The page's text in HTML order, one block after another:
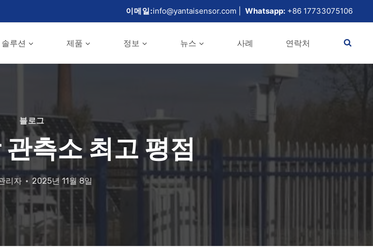
이메일:info@yantaisensor.com | Whatsapp: +86 17733075106
솔루션 제품 정보 뉴스 사례 연락처
블로그
측소 최고 평점
리자 2025년 11월 8일